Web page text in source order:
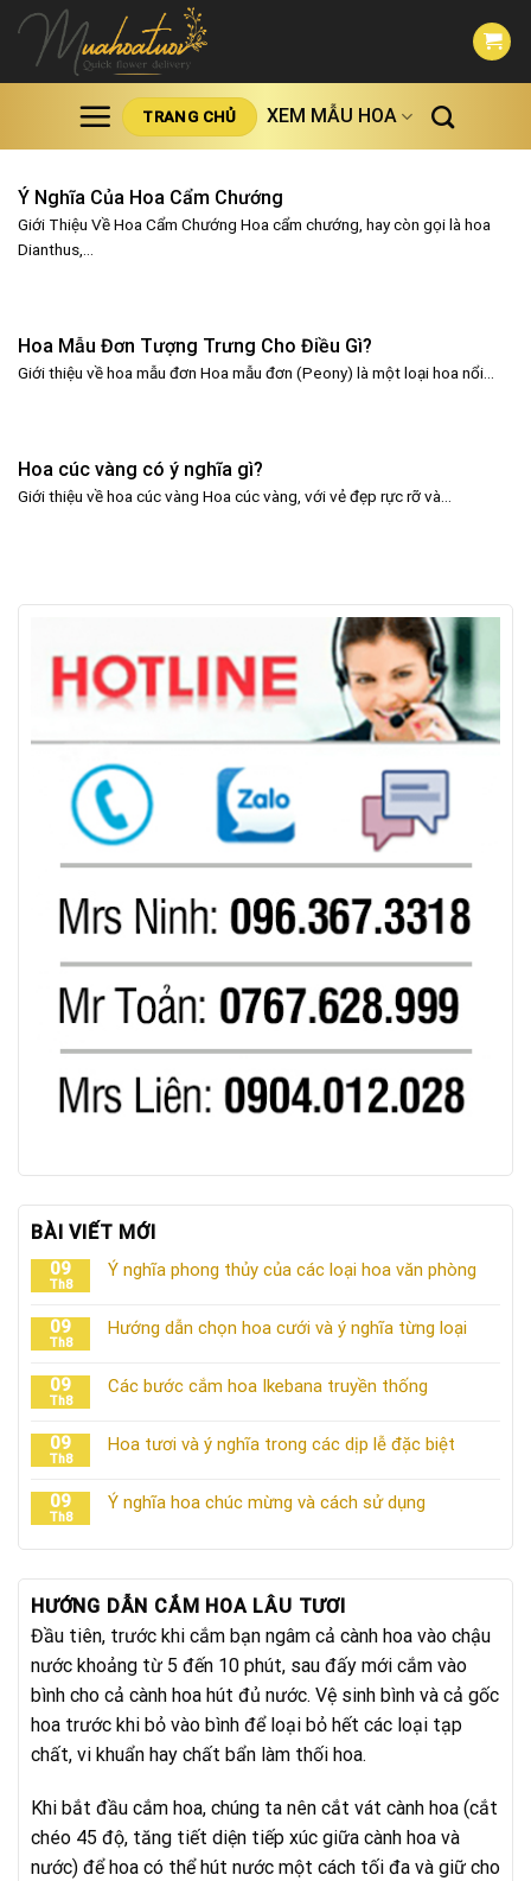
Skip
content
TRANG CHỦ XEM MẪU HOA
Ý Nghĩa Của Hoa Cẩm Chướng
Giới Thiệu Về Hoa Cẩm Chướng Hoa cẩm chướng, hay còn gọi là hoa
Dianthus,...
Hoa Mẫu Đơn Tượng Trưng Cho Điều Gì?
Giới thiệu về hoa mẫu đơn Hoa mẫu đơn (Peony) là một loại hoa nổi...
Hoa cúc vàng có ý nghĩa gì?
Giới thiệu về hoa cúc vàng Hoa cúc vàng, với vẻ đẹp rực rỡ và...
BÀI VIẾT MỚI
09
Th8
Ý nghĩa phong thủy của các loại hoa văn phòng
09
Th8
Hướng dẫn chọn hoa cưới và ý nghĩa từng loại
09
Th8
Các bước cắm hoa Ikebana truyền thống
09
Th8
Hoa tươi và ý nghĩa trong các dịp lễ đặc biệt
09
Th8
Ý nghĩa hoa chúc mừng và cách sử dụng
HƯỚNG DẪN CẮM HOA LÂU TƯƠI
Đầu tiên, trước khi cắm bạn ngâm cả cành hoa vào chậu
nước khoảng từ 5 đến 10 phút, sau đấy mới cắm vào
bình cho cả cành hoa hút đủ nước. Vệ sinh bình và cả gốc
hoa trước khi bỏ vào bình để loại bỏ hết các loại tạp
chất, vi khuẩn hay chất bẩn làm thối hoa.
Khi bắt đầu cắm hoa, chúng ta nên cắt vát cành hoa (cắt
chéo 45 độ, tăng tiết diện tiếp xúc giữa cành hoa và
nước) để hoa có thể hút nước một cách tối đa và giữ cho